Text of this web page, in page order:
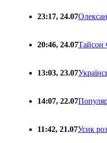
23:17, 24.07
20:46, 24.07Тайсон
13:03, 23.07
14:07, 22.07
11:42, 21.07Усик